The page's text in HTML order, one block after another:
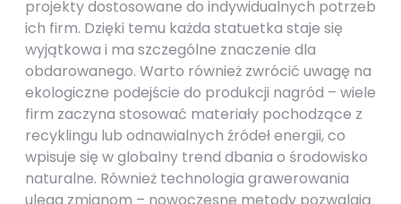
projekty dostosowane do indywidualnych potrzeb
ich firm. Dzięki temu każda statuetka staje się
wyjątkowa i ma szczególne znaczenie dla
obdarowanego. Warto również zwrócić uwagę na
ekologiczne podejście do produkcji nagród – wiele
firm zaczyna stosować materiały pochodzące z
recyklingu lub odnawialnych źródeł energii, co
wpisuje się w globalny trend dbania o środowisko
naturalne. Również technologia grawerowania